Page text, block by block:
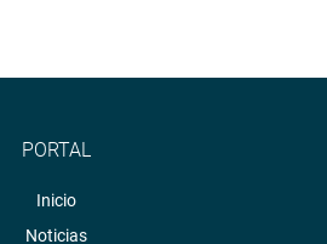
PORTAL
Inicio
Noticias